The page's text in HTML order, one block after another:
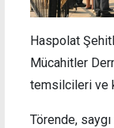
Haspolat
Mücahitler
temsilcileri ve
Törende,